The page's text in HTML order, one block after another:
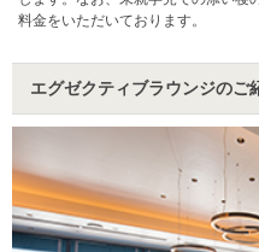
料金をいただいております。
エグゼクティブラウンジのご